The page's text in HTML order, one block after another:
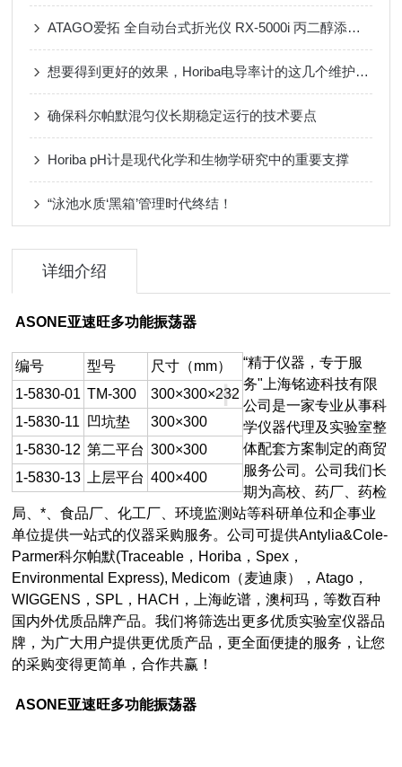
ATAGO爱拓 全自动台式折光仪 RX-5000i 丙二醇添加剂在护肤品领域的应用
想要得到更好的效果，Horiba电导率计的这几个维护事项要牢记！
确保科尔帕默混匀仪长期稳定运行的技术要点
Horiba pH计是现代化学和生物学研究中的重要支撑
“泳池水质‘黑箱’管理时代终结！
详细介绍
ASONE亚速旺多功能振荡器
+
编号 型号
尺寸（mm）
1-5830-01 TM-300
300×300×232
1-5830-11
凹坑垫
300×300
1-5830-12 第二平台 300×300
1-5830-13
上层平台 400×400
“精于仪器，专于服
务"上海铭迹科技有限
公司是一家专业从事科
学仪器代理及实验室整
体配套方案制定的商贸
服务公司。公司我们长
期为高校、药厂、药检
局、*、食品厂、化工厂、环境监测站等科研单位和企事业
单位提供一站式的仪器采购服务。公司可提供Antylia&Cole-
Parmer科尔帕默(Traceable，Horiba，Spex，
Environmental Express), Medicom（麦迪康），Atago，
WIGGENS，SPL，HACH，上海屹谱，澳柯玛，等数百种
国内外优质品牌产品。我们将筛选出更多优质实验室仪器品
牌，为广大用户提供更优质产品，更全面便捷的服务，让您
的采购变得更简单，合作共赢！
ASONE亚速旺多功能振荡器